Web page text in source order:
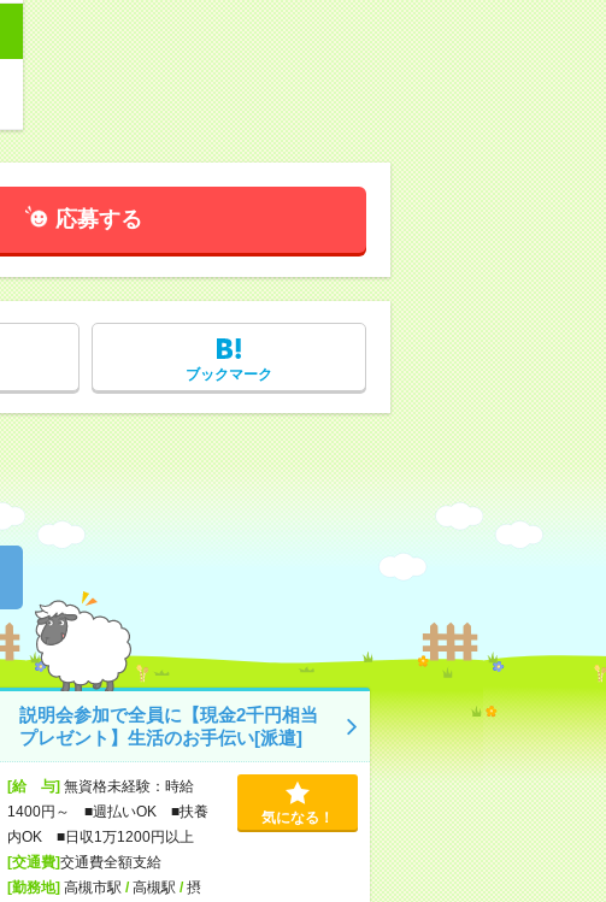
応募する
ブックマーク
説明会参加で全員に【現金2千円相当
プレゼント】生活のお手伝い[派遣]
[給 与]無資格未経験：時給
1400円～ ■週払いOK ■扶養
内OK ■日収1万1200円以上
[交通費]交通費全額支給
[勤務地]高槻市駅 /高槻駅 /摂
気になる！